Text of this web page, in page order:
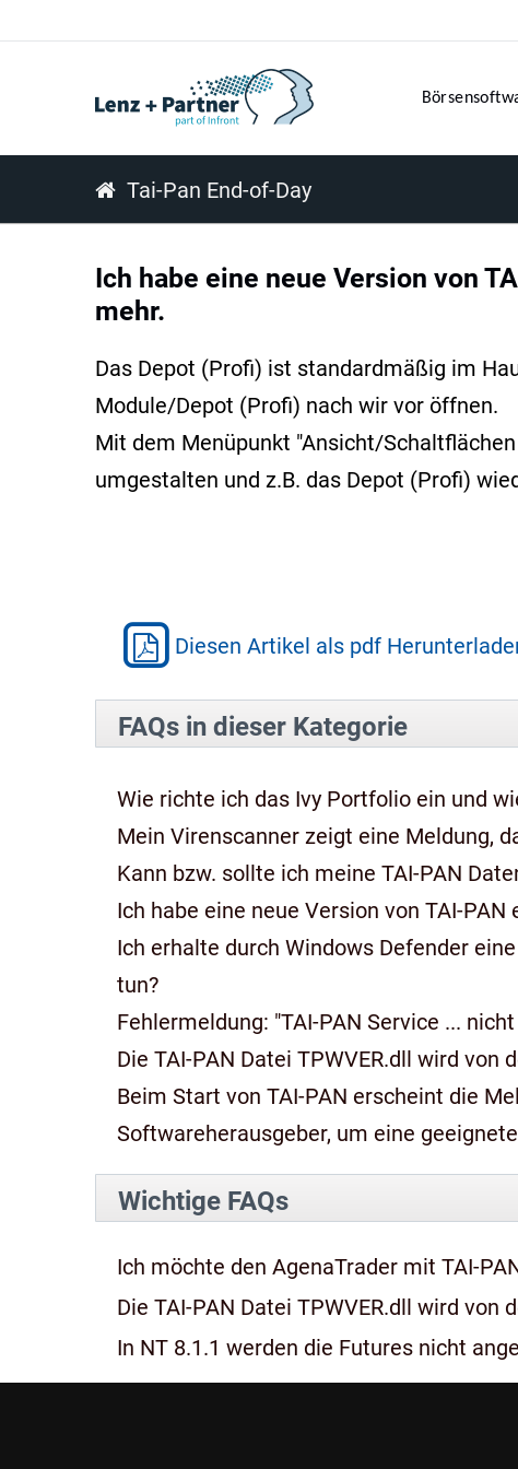
Tai-Pan End-of-Day
Ich habe eine neue Version von
mehr.
Das Depot (Profi) ist standardmäßig im
Module/Depot (Profi) nach wir vor öffnen.
Mit dem Menüpunkt "Ansicht/
umgestalten und z.B. das Depot (Profi)
Diesen Artikel als pdf
FAQs in dieser Kategorie
Wie richte ich das Ivy Portfolio ein und
Mein Virenscanner zeigt eine Meldung,
Kann bzw. sollte ich meine TAI-PAN
Ich habe eine neue Version von TAI-
Ich erhalte durch Windows Defender
tun?
Fehlermeldung: "TAI-PAN Service ...
Die TAI-PAN Datei TPWVER.dll wird
Beim Start von TAI-PAN erscheint die Meldung: "Diese App kann
Softwareherausgeber, um eine
Wichtige FAQs
Ich möchte den AgenaTrader mit TAI-
Die TAI-PAN Datei TPWVER.dll wird
In NT 8.1.1 werden die Futures nicht